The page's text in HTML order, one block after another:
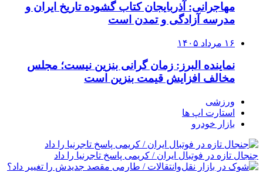
مهاجرانی: آذربایجان کتاب گشوده تاریخ ایران و
مدرسه آزادگی و تمدن است
۱۶ مرداد ۱۴۰۵
نماینده البرز: زمان گرانی بنزین نیست؛ مجلس
مخالف افزایش قیمت بنزین است
ورزشی
استارت اپ ها
بازار خودرو
جنجال تازه در فوتبال ایران / کریمی پاسخ تاجرنیا را داد